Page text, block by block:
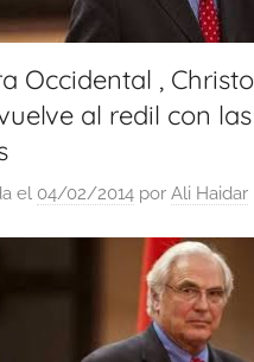
Occidental ,
al redil con
el 04/02/2014 por Ali Haidar